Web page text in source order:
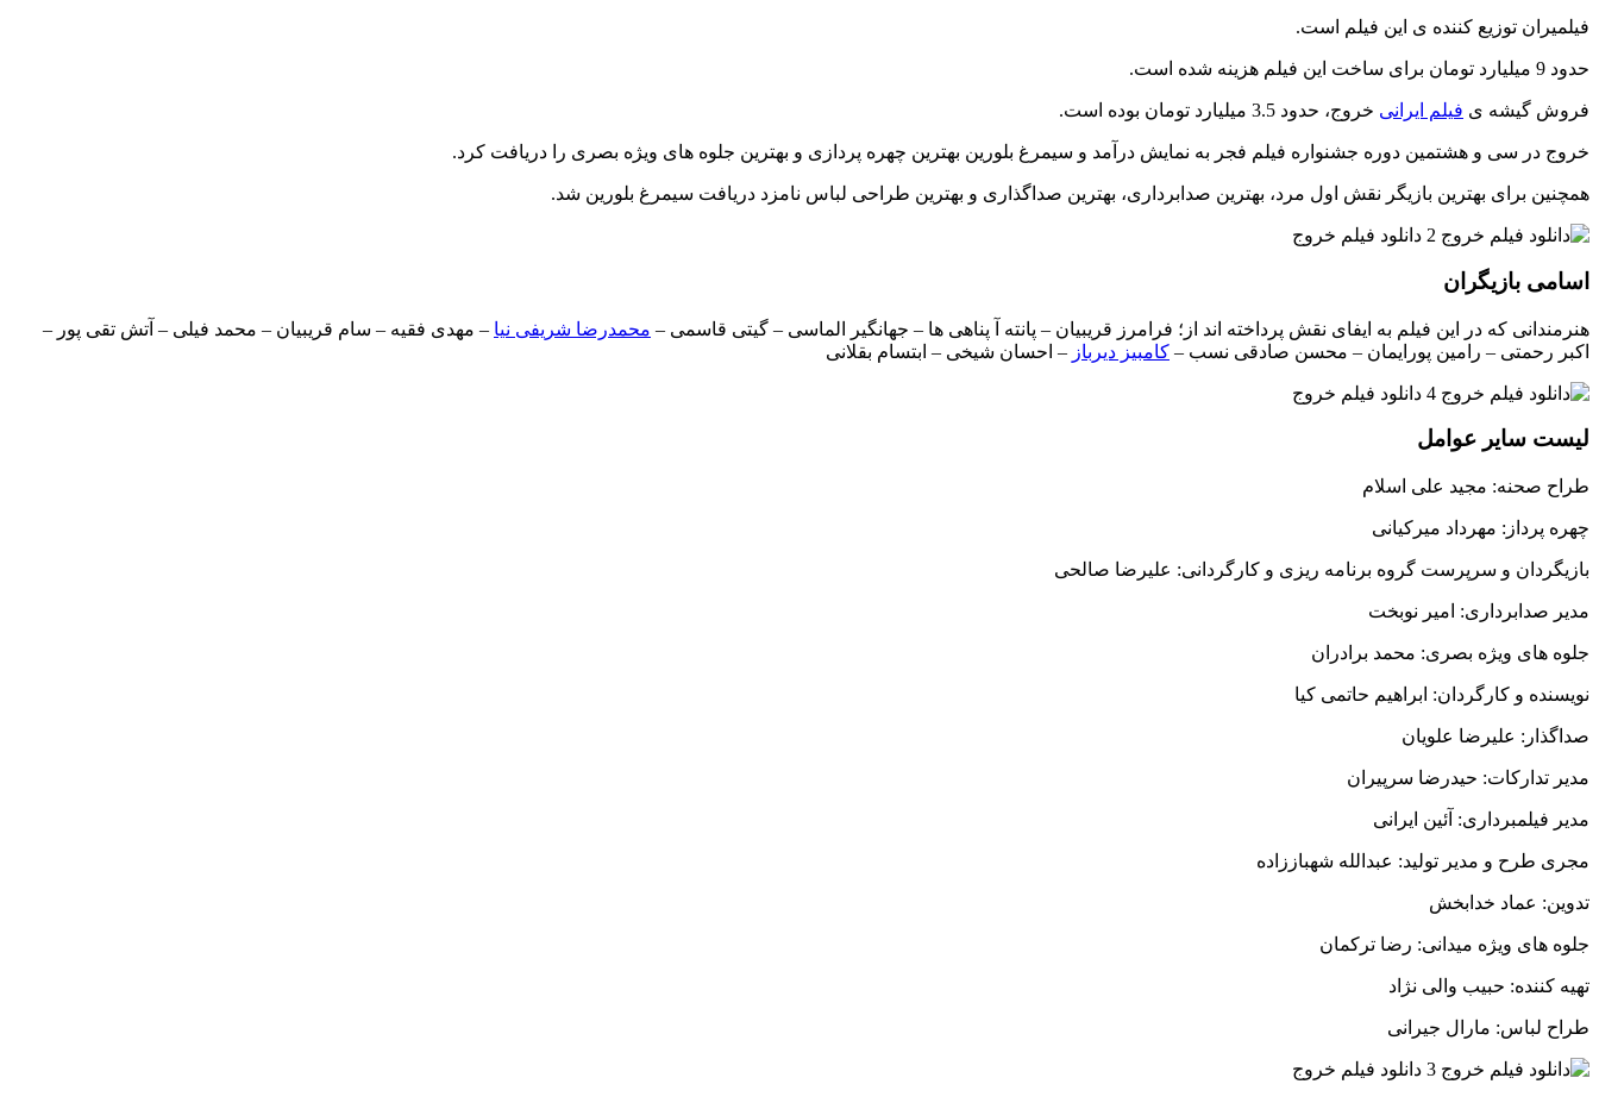
فیلمیران توزیع کننده ی این فیلم است.
حدود 9 میلیارد تومان برای ساخت این فیلم هزینه شده است.
فروش گیشه ی فیلم ایرانی خروج، حدود 3.5 میلیارد تومان بوده است.
خروج در سی و هشتمین دوره جشنواره فیلم فجر به نمایش درآمد و سیمرغ بلورین بهترین چهره پردازی و بهترین جلوه های ویژه بصری را دریافت کرد.
همچنین برای بهترین بازیگر نقش اول مرد، بهترین صدابرداری، بهترین صداگذاری و بهترین طراحی لباس نامزد دریافت سیمرغ بلورین شد.
اسامی بازیگران
هنرمندانی که در این فیلم به ایفای نقش پرداخته اند از؛ فرامرز قریبیان – پانته آ پناهی ها – جهانگیر الماسی – گیتی قاسمی – محمدرضا شریفی نیا – مهدی فقیه – سام قریبیان – محمد فیلی – آتش تقی پور –
اکبر رحمتی – رامین پورایمان – محسن صادقی نسب – کامبیز دیرباز – احسان شیخی – ابتسام بقلانی
لیست سایر عوامل
طراح صحنه: مجید علی اسلام
چهره پرداز: مهرداد میرکیانی
بازیگردان و سرپرست گروه برنامه ریزی و کارگردانی: علیرضا صالحی
مدیر صدابرداری: امیر نوبخت
جلوه های ویژه بصری: محمد برادران
نویسنده و کارگردان: ابراهیم حاتمی کیا
صداگذار: علیرضا علویان
مدیر تدارکات: حیدرضا سرپیران
مدیر فیلمبرداری: آئین ایرانی
مجری طرح و مدیر تولید: عبدالله شهباززاده
تدوین: عماد خدابخش
جلوه های ویژه میدانی: رضا ترکمان
تهیه کننده: حبیب والی نژاد
طراح لباس: مارال جیرانی